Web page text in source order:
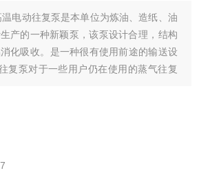
电动往复泵是本单位为炼油、造纸、油
产的一种新颖泵，该泵设计合理，结构
消化吸收。是一种很有使用前途的输送设
往复泵对于一些用户仍在使用的蒸气往复
热油或其它物化性能类似于油水的高温介